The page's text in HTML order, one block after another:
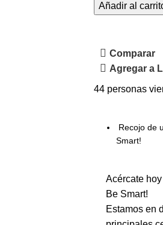
Añadir al
Comparar
Agregar a
44 personas
Recojo de
Smart!
Acércate
Be Smart!
Estamos en